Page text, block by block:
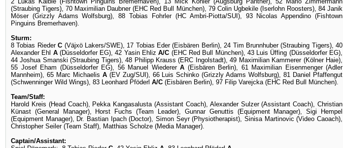
(Straubing Tigers), 70 Maximilian Daubner (EHC Red Bull München), 79 Colin Ugbekile (Iserlohn Roosters), 84 Janik
Möser (Grizzly Adams Wolfsburg), 88 Tobias Fohrler (HC Ambri-Piotta/SUI), 93 Nicolas Appendino (Fishtown
Pinguins Bremerhaven).
Sturm:
8 Tobias RiederC (Väjxö Lakers/SWE), 17 Tobias Eder (Eisbären Berlin), 24 Tim Brunnhuber (Straubing Tigers), 40
Alexander Ehl A (Düsseldorfer EG), 42 Yasin EhlizA/C (EHC Red Bull München), 43 Luis Üffing (Düsseldorfer EG),
44 Joshua Smanski (Straubing Tigers), 48 Philipp Krauss (ERC Ingolstadt), 49 Maximilian Kammerer (Kölner Haie),
55 Josef Eham (Düsseldorfer EG), 56 Manuel Wiederer A (Eisbären Berlin), 61 Maximilian Eisenmenger (Adler
Mannheim), 65 Marc Michaelis A (EV Zug/SUI), 66 Luis Schinko (Grizzly Adams Wolfsburg), 81 Daniel Pfaffengut
(Schwenninger Wild Wings), 83 Leonhard Pföderl A/C (Eisbären Berlin), 97 Filip Varejcka (EHC Red Bull München).
Team/Staff:
Harold Kreis (Head Coach), Pekka Kangasalusta (Assistant Coach), Alexander Sulzer (Assistant Coach), Christian
Künast (General Manager), Horst Fuchs (Team Leader), Gunnar Genuttis (Equipment Manager), Sigi Hempel
(Equipment Manager), Dr. Bastian Ipach (Doctor), Simon Seyr (Physiotherapist), Sinisa Martinovic (Video Caoach),
Christopher Seiler (Team Staff), Matthias Scholze (Media Manager).
Captain/Assistant: